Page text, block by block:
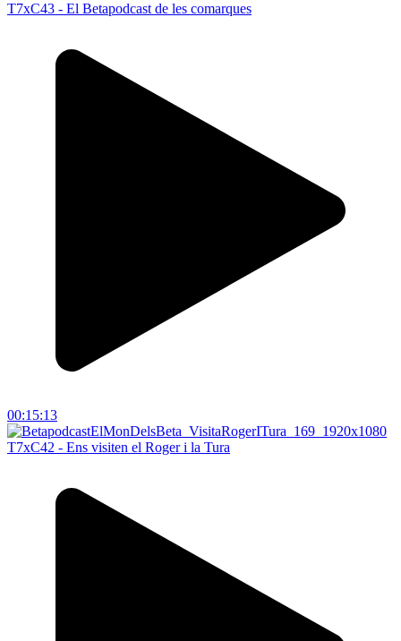
T7xC43 - El Betapodcast de les comarques
00:15:13
T7xC42 - Ens visiten el Roger i la Tura